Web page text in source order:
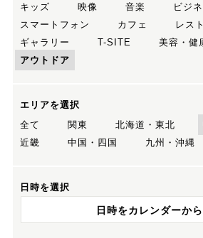
キッズ
映像 音楽
ビジ
スマートフォン
カフェ レス
ギャラリー
T-SITE 美容・健
アウトドア
エリアを選択
全て
関東 北海道・東北
近畿
中国・四国 九州・沖縄
日時を選択
日時をカレンダーか